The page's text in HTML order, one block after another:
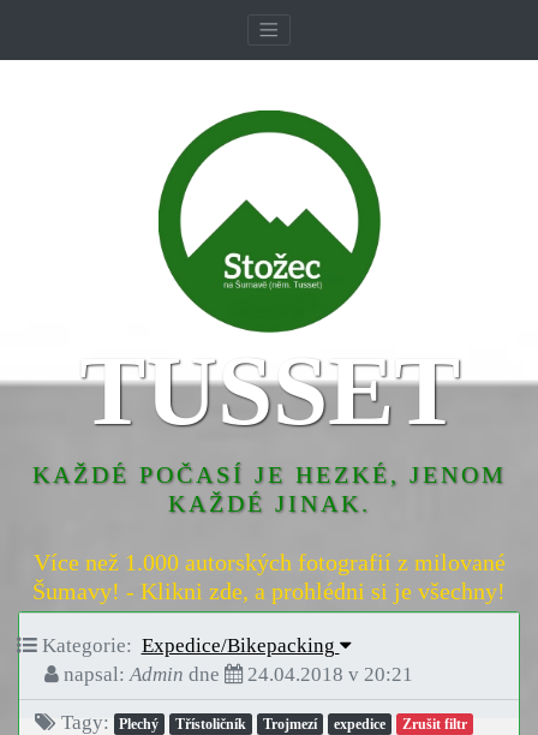
TUSSET
KAŽDÉ POČASÍ JE HEZKÉ, JENOM
KAŽDÉ JINAK.
Více než 1.000 autorských fotografií z milované
Šumavy! - Klikni zde, a prohlédni si je všechny!
Kategorie: Expedice/Bikepacking
napsal:Admin dne 24.04.2018 v 20:21
Tagy: Plechý Třístoličník Trojmezí expedice Zrušit filtr